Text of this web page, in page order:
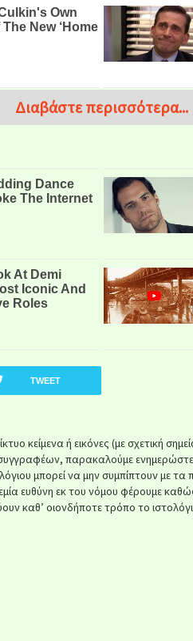
Διαβάστε περισσότερα...
TWEET
κείμενα ή εικόνες (με σχετική
παρακαλούμε
μπορεί να μην συμπίπτουν με
ευθύνη εκ του νόμου φέρουμε
καθ’ οιονδήποτε τρόπο το